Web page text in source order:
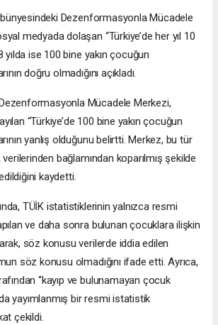
bünyesindeki Dezenformasyonla Mücadele
medyada dolaşan “Türkiye’de her yıl 10
ise 100 bine yakın çocuğun
doğru olmadığını açıkladı.
Mücadele Merkezi,
“Türkiye’de 100 bine yakın çocuğun
yanlış olduğunu belirtti. Merkez, bu tür
verilerinden bağlamından koparılmış şekilde
kaydetti.
TÜİK istatistiklerinin yalnızca resmi
ve daha sonra bulunan çocuklara ilişkin
söz konusu verilerde iddia edilen
söz konusu olmadığını ifade etti. Ayrıca,
“kayıp ve bulunamayan çocuk
yayımlanmış bir resmi istatistik
çekildi.